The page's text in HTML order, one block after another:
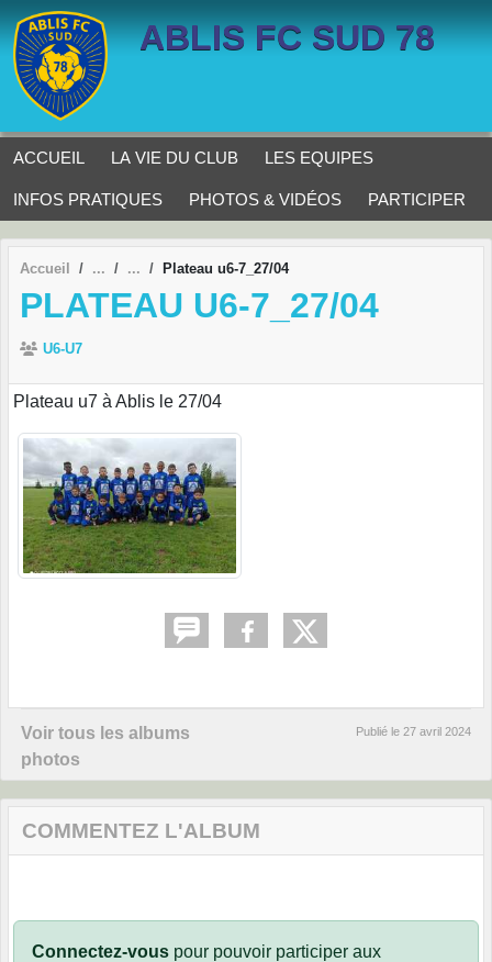
ABLIS FC SUD 78
ACCUEIL LA VIE DU CLUB LES EQUIPES
INFOS PRATIQUES PHOTOS & VIDÉOS PARTICIPER
Accueil Plateau u6-7_27/04
PLATEAU U6-7_27/04
U6-U7
Plateau u7 à Ablis le 27/04
Voir tous les albums
photos
Publié le 27 avril 2024
COMMENTEZ L'ALBUM
Connectez-vous pour pouvoir participer aux
Panneau de gestion des cookies